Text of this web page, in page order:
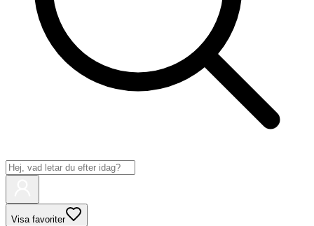
Visa favoriter